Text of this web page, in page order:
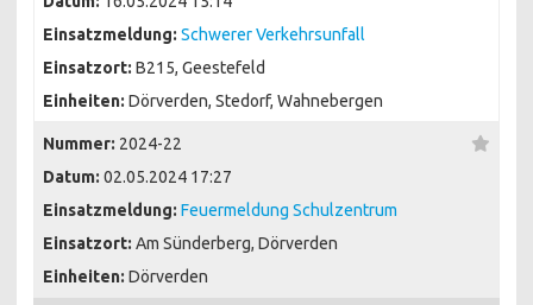
Einsatzmeldung: Schwerer Verkehrsunfall
Einsatzort: B215, Geestefeld
Einheiten: Dörverden, Stedorf, Wahnebergen
Nummer: 2024-22
Datum: 02.05.2024 17:27
Einsatzmeldung: Feuermeldung Schulzentrum
Einsatzort: Am Sünderberg, Dörverden
Einheiten: Dörverden